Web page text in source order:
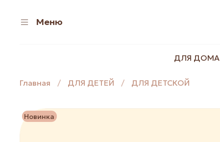
Меню
ДЛЯ ДОМА
Главная ДЛЯ ДЕТЕЙ ДЛЯ ДЕТСКОЙ
Новинка